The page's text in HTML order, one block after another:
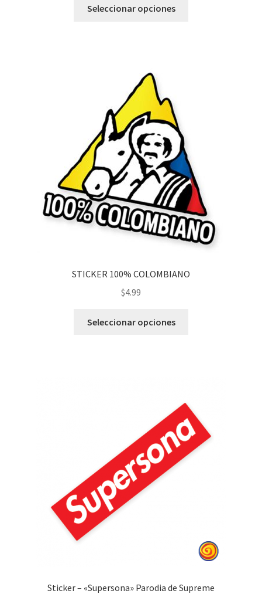
Seleccionar opciones
STICKER 100% COLOMBIANO
$4.99
Seleccionar opciones
Sticker – «Supersona» Parodia de Supreme